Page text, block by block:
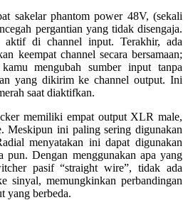
sakelar phantom power 48V, (sekali
pergantian yang tidak disengaja.
aktif di channel input. Terakhir, ada
keempat channel secara bersamaan;
mengubah sumber input tanpa
yang dikirim ke channel output. Ini
saat diaktifkan.
memiliki empat output XLR male,
Meskipun ini paling sering digunakan
menyatakan ini dapat digunakan
pun. Dengan menggunakan apa yang
pasif “straight wire”, tidak ada
sinyal, memungkinkan perbandingan
yang berbeda.